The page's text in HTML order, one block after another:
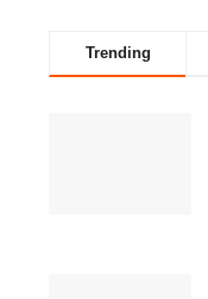
Trending